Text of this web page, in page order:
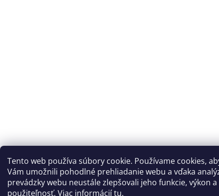
Tento web používa súbory cookie. Používame cookies,
Vám umožnili pohodlné prehliadanie webu a vďaka
prevádzky webu neustále zlepšovali jeho funkcie, výkon a
použiteľnosť. Viac informáciítu.